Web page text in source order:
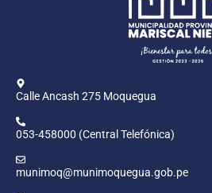
Calle Ancash 275 Moquegua
053-458000 (Central Telefónica)
munimoq@munimoquegua.gob.pe